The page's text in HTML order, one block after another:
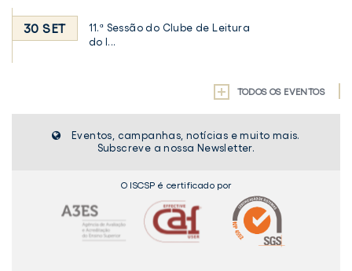
30 SET
11.ª Sessão do Clube de Leitura
do I...
TODOS OS EVENTOS
Eventos, campanhas, notícias e muito mais.
Subscreve a nossa Newsletter.
O ISCSP é certificado por